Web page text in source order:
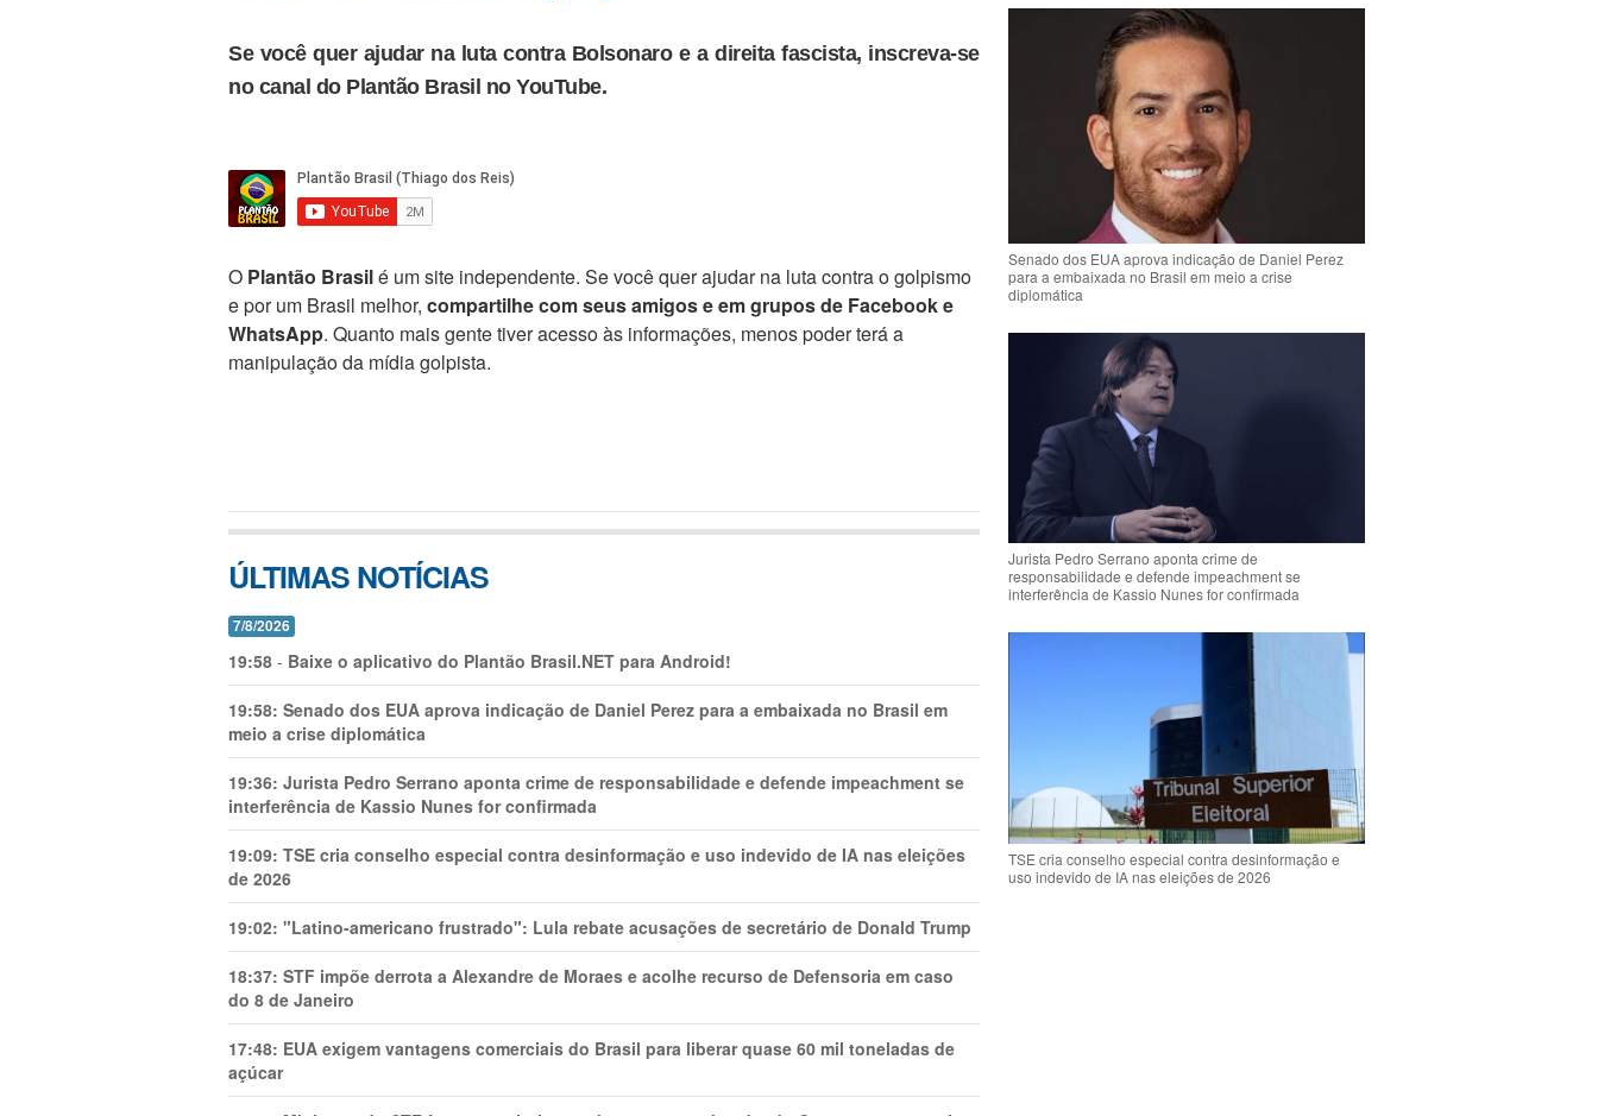
Se você quer ajudar na luta contra Bolsonaro e a direita fascista, inscreva-se
no canal do Plantão Brasil no YouTube.
O Plantão Brasilé um site independente. Se você quer ajudar na luta contra o golpismo
e por um Brasil melhor, compartilhe com seus amigos e em grupos de Facebook e
WhatsApp. Quanto mais gente tiver acesso às informações, menos poder terá a
manipulação da mídia golpista.
ÚLTIMAS NOTÍCIAS
7/8/2026
19:58 - Baixe o aplicativo do Plantão Brasil.NET para Android!
19:58: Senado dos EUA aprova indicação de Daniel Perez para a embaixada no Brasil em
meio a crise diplomática
19:36: Jurista Pedro Serrano aponta crime de responsabilidade e defende impeachment se
interferência de Kassio Nunes for confirmada
19:09: TSE cria conselho especial contra desinformação e uso indevido de IA nas eleições
de 2026
19:02: "Latino-americano frustrado": Lula rebate acusações de secretário de Donald Trump
18:37: STF impõe derrota a Alexandre de Moraes e acolhe recurso de Defensoria em caso
do 8 de Janeiro
17:48: EUA exigem vantagens comerciais do Brasil para liberar quase 60 mil toneladas de
açúcar
Senado dos EUA aprova indicação de Daniel Perez
para a embaixada no Brasil em meio a crise
diplomática
Jurista Pedro Serrano aponta crime de
responsabilidade e defende impeachment se
interferência de Kassio Nunes for confirmada
TSE cria conselho especial contra desinformação e
uso indevido de IA nas eleições de 2026